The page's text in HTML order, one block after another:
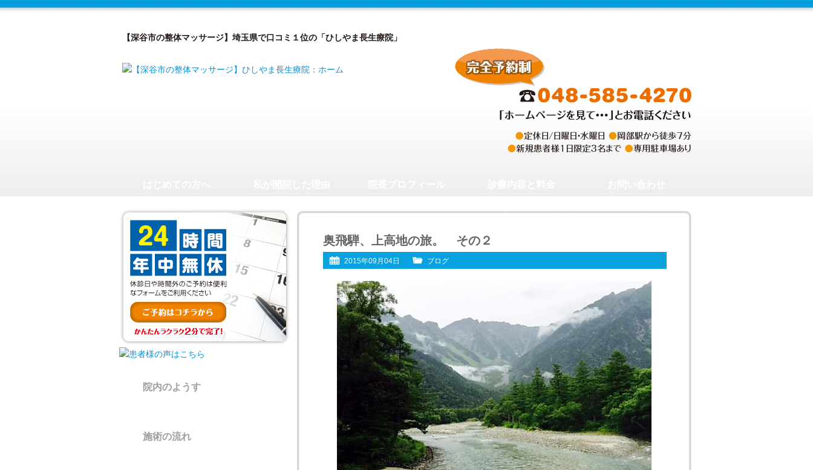
【深谷市の整体マッサージ】埼玉県で口コミ１位の「ひしやま長生療院」
奥飛騨、上高地の旅。 その２
2015年09月04日 ブログ
院内のようす
施術の流れ